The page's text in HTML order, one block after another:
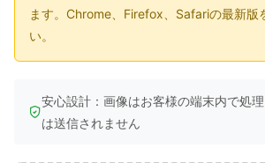
ます。Chrome、Firefox、Safariの最新版
い。
安心設計：画像はお客様の端末内で処
は送信されません